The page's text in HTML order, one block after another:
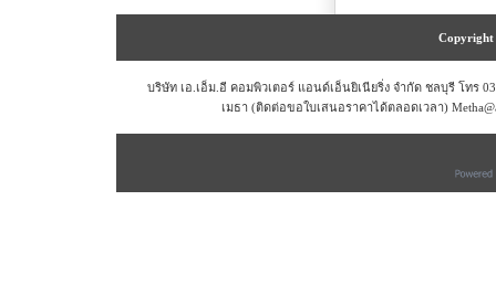
Copyright
บริษัท เอ.เอ็ม.อี คอมพิวเตอร์ แอนด์เอ็นยิเนียริ่ง จำกัด ชลบุรี โทร
เมธา (ติดต่อขอใบเสนอราคาได้ตลอดเวลา)